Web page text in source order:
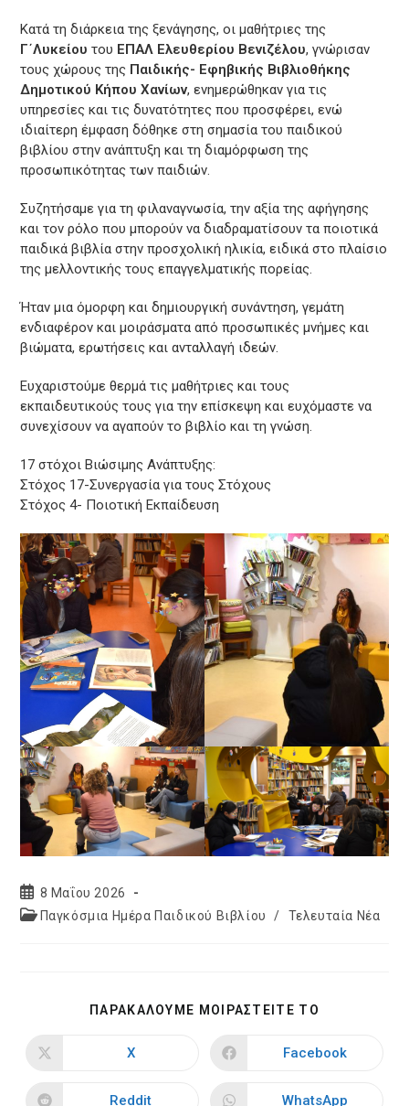
Κατά τη διάρκεια της ξενάγησης, οι μαθήτριες της
Γ΄Λυκείου του ΕΠΑΛ Ελευθερίου Βενιζέλου, γνώρισαν
τους χώρους της Παιδικής- Εφηβικής Βιβλιοθήκης
Δημοτικού Κήπου Χανίων, ενημερώθηκαν για τις
υπηρεσίες και τις δυνατότητες που προσφέρει, ενώ
ιδιαίτερη έμφαση δόθηκε στη σημασία του παιδικού
βιβλίου στην ανάπτυξη και τη διαμόρφωση της
προσωπικότητας των παιδιών.
Συζητήσαμε για τη φιλαναγνωσία, την αξία της αφήγησης
και τον ρόλο που μπορούν να διαδραματίσουν τα ποιοτικά
παιδικά βιβλία στην προσχολική ηλικία, ειδικά στο πλαίσιο
της μελλοντικής τους επαγγελματικής πορείας.
Ήταν μια όμορφη και δημιουργική συνάντηση, γεμάτη
ενδιαφέρον και μοιράσματα από προσωπικές μνήμες και
βιώματα, ερωτήσεις και ανταλλαγή ιδεών.
Ευχαριστούμε θερμά τις μαθήτριες και τους
εκπαιδευτικούς τους για την επίσκεψη και ευχόμαστε να
συνεχίσουν να αγαπούν το βιβλίο και τη γνώση.
17 στόχοι Βιώσιμης Ανάπτυξης:
Στόχος 17-Συνεργασία για τους Στόχους
Στόχος 4- Ποιοτική Εκπαίδευση
Post
published:
8 Μαΐου 2026
PostΠαγκόσμια Ημέρα Παιδικού Βιβλίου / Τελευταία Νέα
ΠΑΡΑΚΑΛΟΥΜΕ ΜΟΙΡΑΣΤΕΙΤΕ ΤΟ
CONTENT
Opens
new
X
Opens
new
Facebook
Reddit WhatsApp